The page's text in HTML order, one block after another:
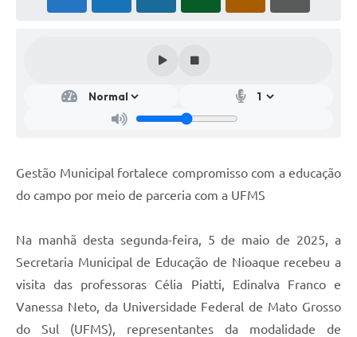
Gestão Municipal fortalece compromisso com a educação
do campo por meio de parceria com a UFMS
Na manhã desta segunda-feira, 5 de maio de 2025, a
Secretaria Municipal de Educação de Nioaque recebeu a
visita das professoras Célia Piatti, Edinalva Franco e
Vanessa Neto, da Universidade Federal de Mato Grosso
do Sul (UFMS), representantes da modalidade de